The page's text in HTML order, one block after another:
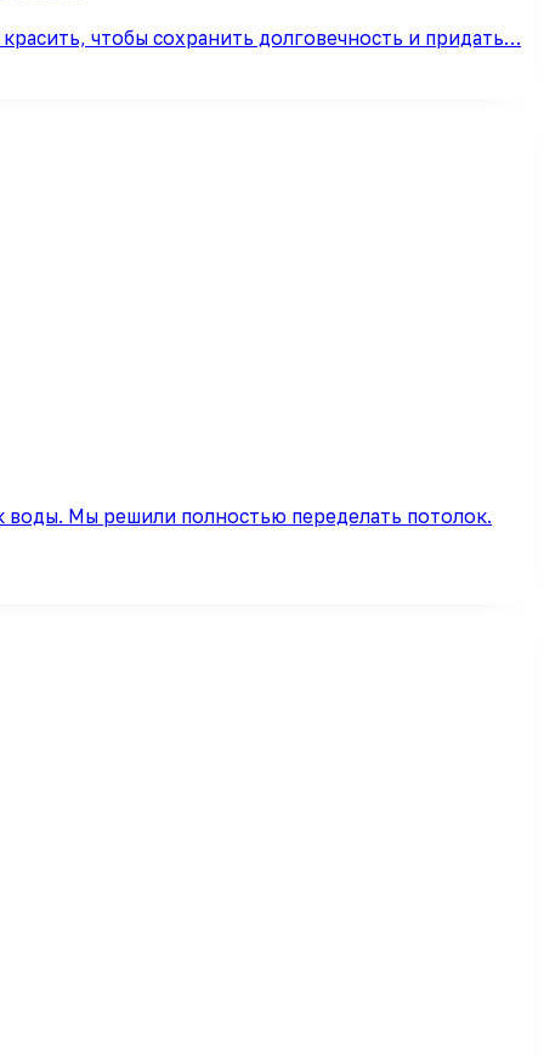
чтобы сохранить долговечность и придать…
воды. Мы решили полностью переделать потолок.